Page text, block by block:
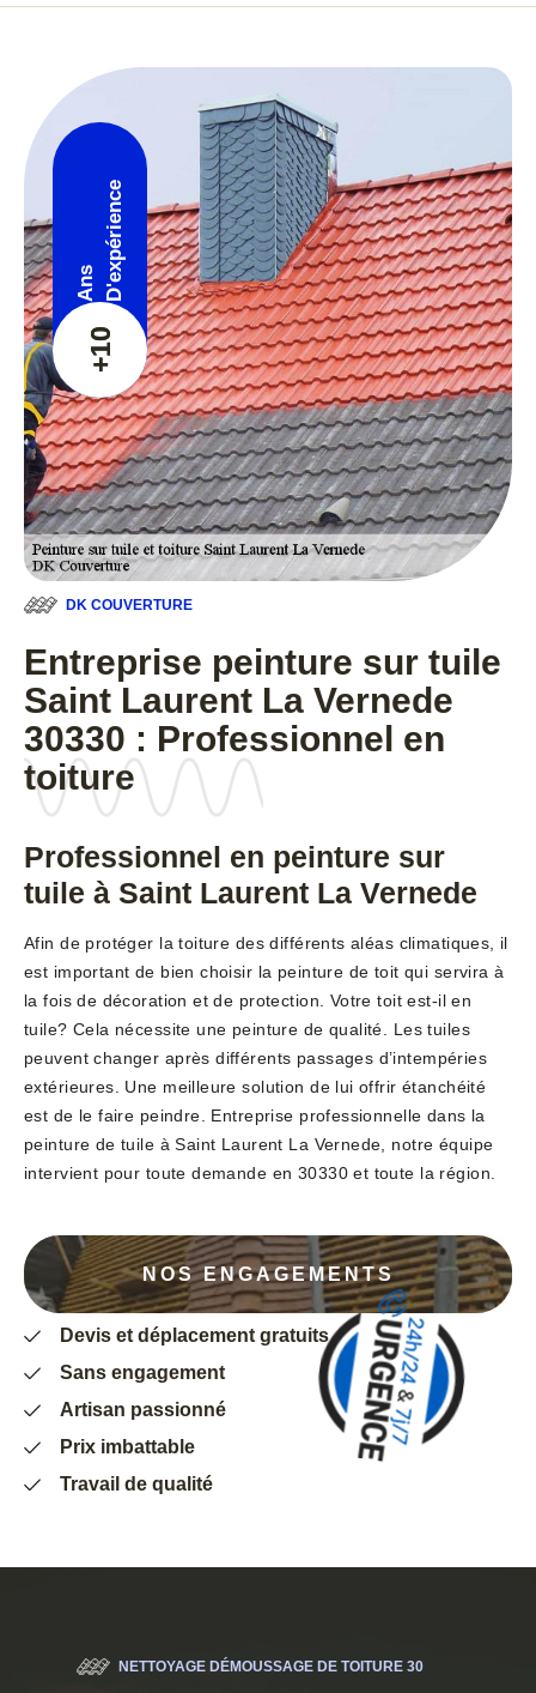
+10
Ans D'expérience
DK COUVERTURE
Entreprise peinture sur tuile
Saint Laurent La Vernede
30330 : Professionnel en
toiture
Professionnel en peinture sur
tuile à Saint Laurent La Vernede
Afin de protéger la toiture des différents aléas climatiques, il
est important de bien choisir la peinture de toit qui servira à
la fois de décoration et de protection. Votre toit est-il en
tuile? Cela nécessite une peinture de qualité. Les tuiles
peuvent changer après différents passages d’intempéries
extérieures. Une meilleure solution de lui offrir étanchéité
est de le faire peindre. Entreprise professionnelle dans la
peinture de tuile à Saint Laurent La Vernede, notre équipe
intervient pour toute demande en 30330 et toute la région.
NOS ENGAGEMENTS
Devis et déplacement gratuits
Sans engagement
Artisan passionné
Prix imbattable
Travail de qualité
NETTOYAGE DÉMOUSSAGE DE TOITURE 30